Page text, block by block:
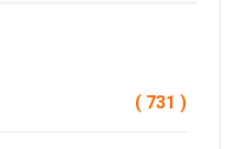
( 731 )